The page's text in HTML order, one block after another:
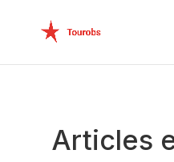
Articles